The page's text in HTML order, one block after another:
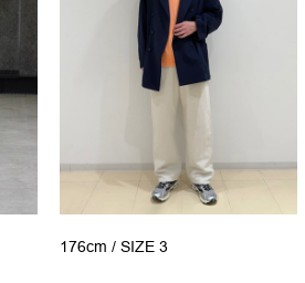
176cm / SIZE 3